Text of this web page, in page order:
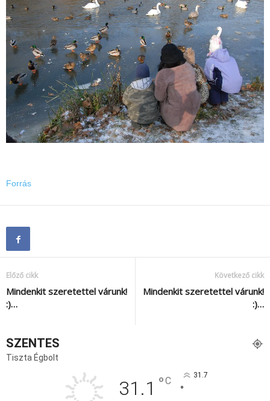
Forrás
Előző cikk
Mindenkit szeretettel várunk!
:)…
Következő cikk
Mindenkit szeretettel várunk!
:)…
SZENTES
Tiszta Égbolt
31.1 °C 31.7
°